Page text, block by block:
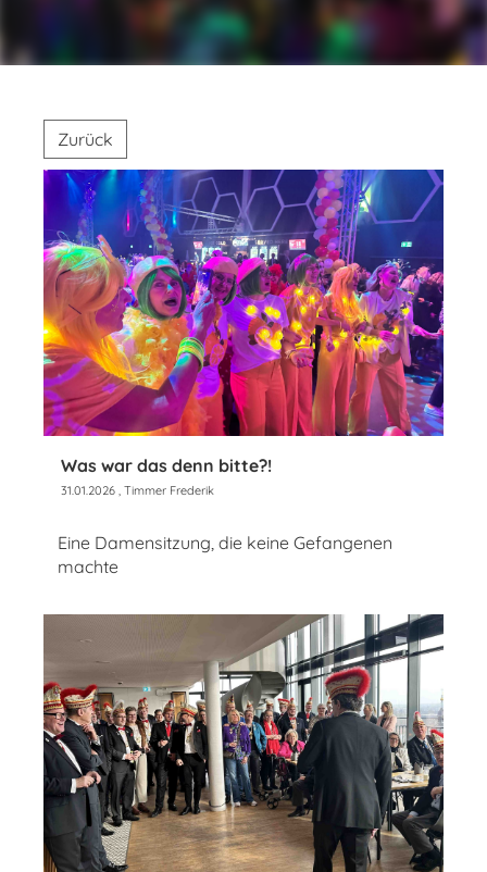
Zurück
Was war das denn bitte?!
31.01.2026 , Timmer Frederik
Eine Damensitzung, die keine Gefangenen
machte